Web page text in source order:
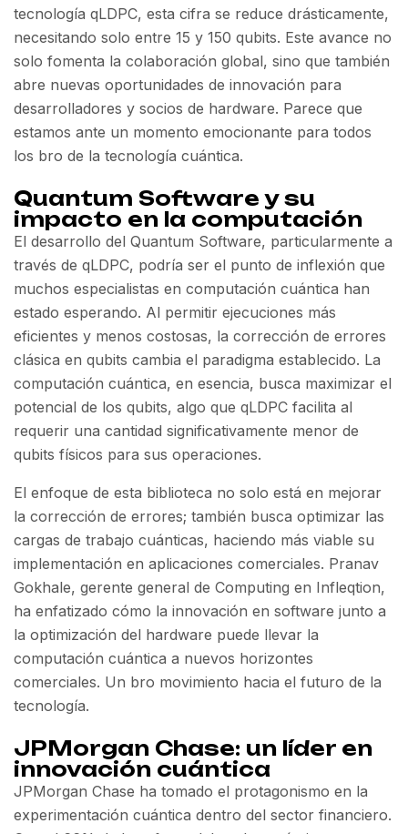
tecnología qLDPC, esta cifra se reduce drásticamente,
necesitando solo entre 15 y 150 qubits. Este avance no
solo fomenta la colaboración global, sino que también
abre nuevas oportunidades de innovación para
desarrolladores y socios de hardware. Parece que
estamos ante un momento emocionante para todos
los bro de la tecnología cuántica.
Quantum Software y su
impacto en la computación
El desarrollo del Quantum Software, particularmente a
través de qLDPC, podría ser el punto de inflexión que
muchos especialistas en computación cuántica han
estado esperando. Al permitir ejecuciones más
eficientes y menos costosas, la corrección de errores
clásica en qubits cambia el paradigma establecido. La
computación cuántica, en esencia, busca maximizar el
potencial de los qubits, algo que qLDPC facilita al
requerir una cantidad significativamente menor de
qubits físicos para sus operaciones.
El enfoque de esta biblioteca no solo está en mejorar
la corrección de errores; también busca optimizar las
cargas de trabajo cuánticas, haciendo más viable su
implementación en aplicaciones comerciales. Pranav
Gokhale, gerente general de Computing en Infleqtion,
ha enfatizado cómo la innovación en software junto a
la optimización del hardware puede llevar la
computación cuántica a nuevos horizontes
comerciales. Un bro movimiento hacia el futuro de la
tecnología.
JPMorgan Chase: un líder en
innovación cuántica
JPMorgan Chase ha tomado el protagonismo en la
experimentación cuántica dentro del sector financiero.